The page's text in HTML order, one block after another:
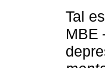
Tal
MBE